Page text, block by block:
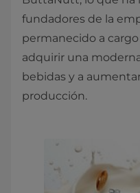
fundadores de la
permanecido a
adquirir una
bebidas y a
producción.